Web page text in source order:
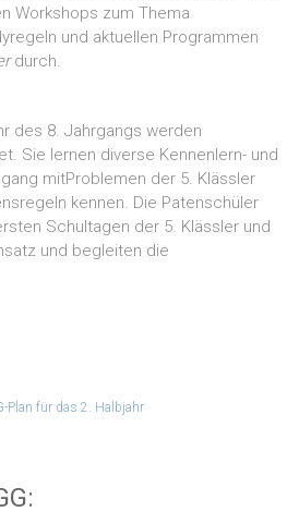
Workshops zum Thema
und aktuellen Programmen
durch.
des 8. Jahrgangs werden
Sie lernen diverse Kennenlern- und
mitProblemen der 5. Klässler
kennen. Die Patenschüler
Schultagen der 5. Klässler und
und begleiten die
Plan für das 2. Halbjahr